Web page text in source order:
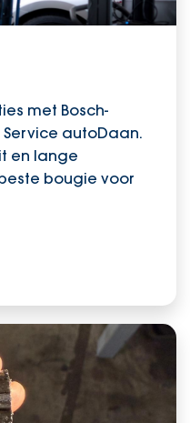
met Bosch-
autoDaan.
en lange
bougie voor